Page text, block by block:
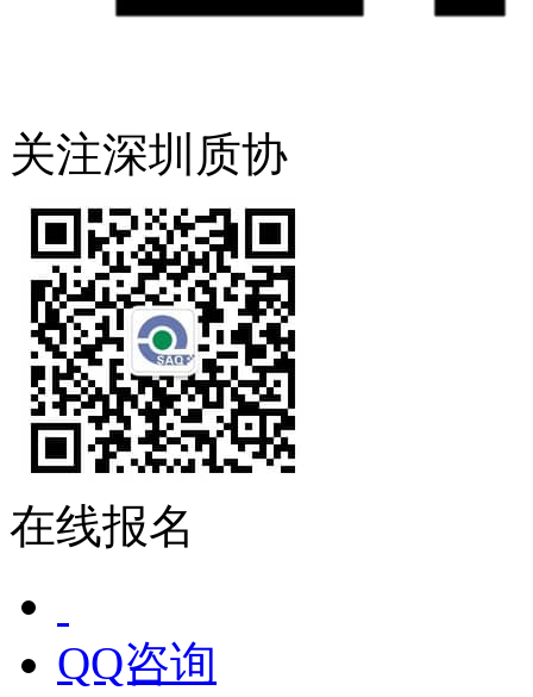
关注深圳质协
在线报名
QQ咨询